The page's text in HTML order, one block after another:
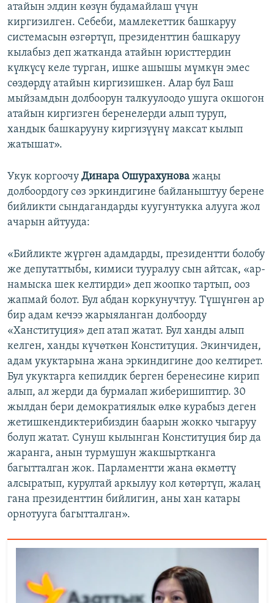
атайын элдин көзүн будамайлаш үчүн
киргизилген. Себеби, мамлекеттик башкаруу
системасын өзгөртүп, президенттин башкаруу
кылабыз деп жатканда атайын юристтердин
күлкүсү келе турган, ишке ашышы мүмкүн эмес
сөздөрдү атайын киргизишкен. Алар бул Баш
мыйзамдын долбоорун талкуулоодо ушуга окшогон
атайын киргизген беренелерди алып туруп,
хандык башкарууну киргизүүнү максат кылып
жатышат».
Укук коргоочу Динара Ошурахунова жаңы
долбоордогу сөз эркиндигине байланыштуу берене
бийликти сындагандарды куугунтукка алууга жол
ачарын айтууда:
«Бийликте жүргөн адамдарды, президентти болобу
же депутаттыбы, кимиси тууралуу сын айтсак, «ар-
намыска шек келтирди» деп жоопко тартып, ооз
жапмай болот. Бул абдан коркунучтуу. Түшүнгөн ар
бир адам кечээ жарыяланган долбоорду
«Ханституция» деп атап жатат. Бул ханды алып
келген, ханды күчөткөн Конституция. Экинчиден,
адам укуктарына жана эркиндигине доо келтирет.
Бул укуктарга кепилдик берген беренесине кирип
алып, ал жерди да бурмалап жиберишиптир. 30
жылдан бери демократиялык өлкө курабыз деген
жетишкендиктерибиздин баарын жокко чыгаруу
болуп жатат. Сунуш кылынган Конституция бир да
жаранга, анын турмушун жакшыртканга
багытталган жок. Парламентти жана өкмөттү
алсыратып, курултай аркылуу кол көтөртүп, жалаң
гана президенттин бийлигин, аны хан катары
орнотууга багытталган».